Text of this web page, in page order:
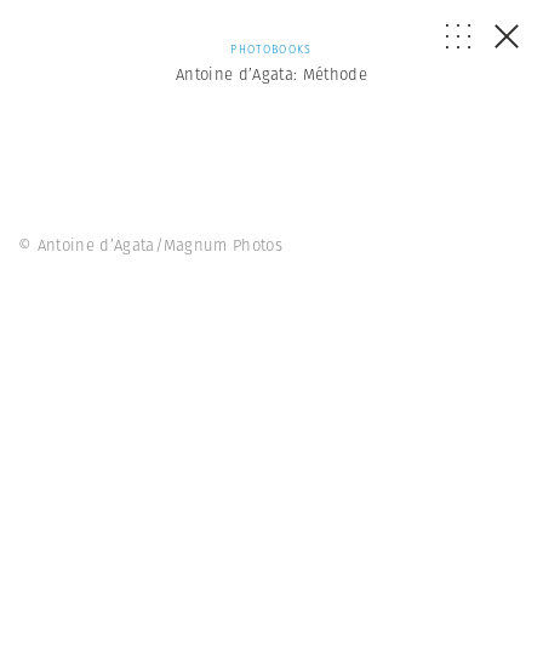
PHOTOBOOKS
Antoine d’Agata: Méthode
© Antoine d’Agata/Magnum Photos